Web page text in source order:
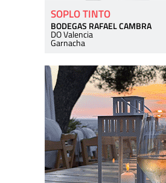
SOPLO TINTO
BODEGAS RAFAEL CAMBRA
DO Valencia
Garnacha